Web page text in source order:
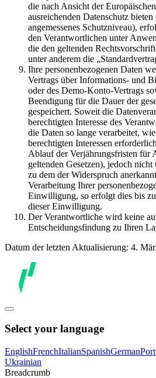
die nach Ansicht der
ausreichenden Datenschutz
angemessenes Schutzniveau),
den Verantwortlichen unter
die den geltenden
unter anderem die
Ihre personenbezogenen Daten
Vertrags über Informations- und
oder des Demo-Konto-Vertrags
Beendigung für die Dauer der
gespeichert. Soweit die
berechtigten Interesse des
die Daten so lange verarbeitet,
berechtigten Interessen
Ablauf der Verjährungsfristen für
geltenden Gesetzen), jedoch
zu dem der Widerspruch
Verarbeitung Ihrer
Einwilligung, so erfolgt dies bis
dieser Einwilligung.
Der Verantwortliche wird keine
Entscheidungsfindung zu Ihren
Datum der letzten Aktualisierung: 4.
Select your language
EnglishFrenchItalianSpanishGerman
Ukrainian
Breadcrumb